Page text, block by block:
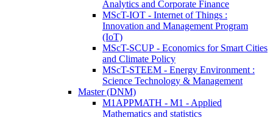
Analytics and Corporate Finance
MScT-IOT - Internet of Things :
Innovation and Management Program
(IoT)
MScT-SCUP - Economics for Smart Cities
and Climate Policy
MScT-STEEM - Energy Environment :
Science Technology & Management
Master (DNM)
M1APPMATH - M1 - Applied
Mathematics and statistics